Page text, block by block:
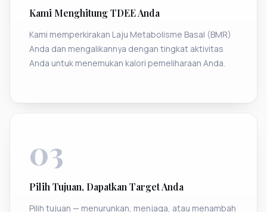
Kami Menghitung TDEE Anda
Kami memperkirakan Laju Metabolisme Basal (BMR)
Anda dan mengalikannya dengan tingkat aktivitas
Anda untuk menemukan kalori pemeliharaan Anda.
03
Pilih Tujuan, Dapatkan Target Anda
Pilih tujuan — menurunkan, menjaga, atau menambah